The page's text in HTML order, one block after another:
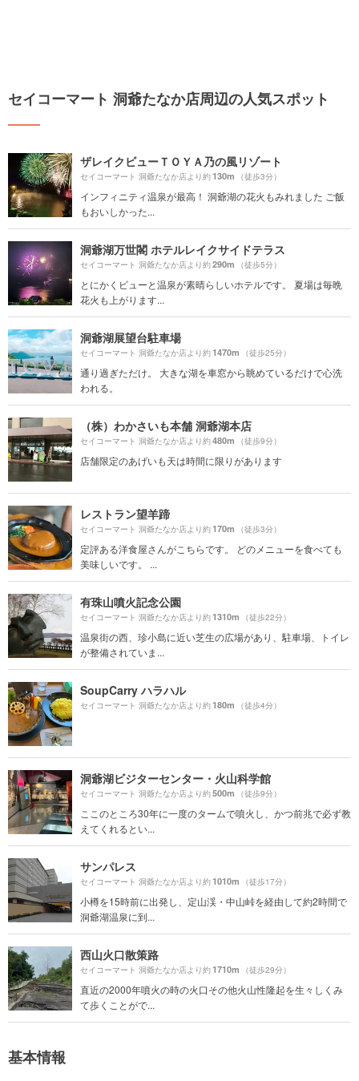
セイコーマート 洞爺たなか店周辺の人気スポット
ザレイクビューＴＯＹＡ乃の風リゾート
セイコーマート 洞爺たなか店より約130m （徒歩3分）
インフィニティ温泉が最高！ 洞爺湖の花火もみれました ご飯
もおいしかった...
洞爺湖万世閣 ホテルレイクサイドテラス
セイコーマート 洞爺たなか店より約290m （徒歩5分）
とにかくビューと温泉が素晴らしいホテルです。 夏場は毎晩
花火も上がります...
洞爺湖展望台駐車場
セイコーマート 洞爺たなか店より約1470m （徒歩25分）
通り過ぎただけ。 大きな湖を車窓から眺めているだけで心洗
われる。
（株）わかさいも本舗 洞爺湖本店
セイコーマート 洞爺たなか店より約480m （徒歩9分）
店舗限定のあげいも天は時間に限りがあります
レストラン望羊蹄
セイコーマート 洞爺たなか店より約170m （徒歩3分）
定評ある洋食屋さんがこちらです。 どのメニューを食べても
美味しいです。 ...
有珠山噴火記念公園
セイコーマート 洞爺たなか店より約1310m （徒歩22分）
温泉街の西、珍小島に近い芝生の広場があり、駐車場、トイレ
が整備されていま...
SoupCarry ハラハル
セイコーマート 洞爺たなか店より約180m （徒歩4分）
洞爺湖ビジターセンター・火山科学館
セイコーマート 洞爺たなか店より約500m （徒歩9分）
ここのところ30年に一度のタームで噴火し、かつ前兆で必ず教
えてくれるとい...
サンパレス
セイコーマート 洞爺たなか店より約1010m （徒歩17分）
小樽を15時前に出発し、定山渓・中山峠を経由して約2時間で
洞爺湖温泉に到...
西山火口散策路
セイコーマート 洞爺たなか店より約1710m （徒歩29分）
直近の2000年噴火の時の火口その他火山性隆起を生々しくみ
て歩くことがで...
基本情報